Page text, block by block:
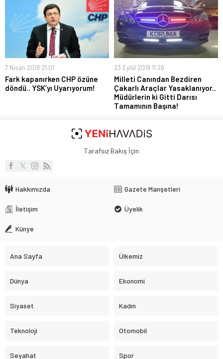
7 Nisan 2019 21:01
Fark kapanırken CHP özüne
döndü.. YSK’yı Uyarıyorum!
23 Eylül 2019 11:26
Milleti Canından Bezdiren
Çakarlı Araçlar Yasaklanıyor..
Müdürlerin ki Gitti Darısı
Tamamının Başına!
Tarafsız Bakış İçin
Hakkımızda Gazete Manşetleri
İletişim Üyelik
Künye
Ana Sayfa Ülkemiz
Dünya Ekonomi
Siyaset Kadın
Teknoloji Otomobil
Seyahat Spor